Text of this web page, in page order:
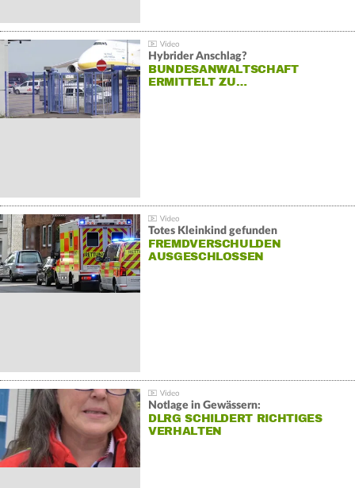
Hybrider Anschlag?
BUNDESANWALTSCHAFT
ERMITTELT ZU…
Totes Kleinkind gefunden
FREMDVERSCHULDEN
AUSGESCHLOSSEN
Notlage in Gewässern:
DLRG SCHILDERT RICHTIGES
VERHALTEN